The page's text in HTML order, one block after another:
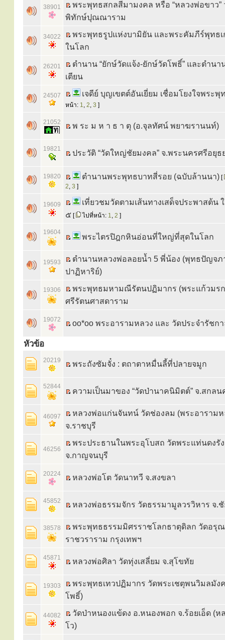
38901
พระพุทธสกลสีมามงคล หรือ “หลวงพ่อขาว”
พิทักษ์ปุณณาราม
34022
พระพุทธรูปแห่งบามิยัน และพระคัมภีร์พุทธ
ในโลก
26201
ตำนาน “ยักษ์วัดแจ้ง-ยักษ์วัดโพธิ์” และตำนา
เตียน
24507 เจดีย์ บุญเขตต์อันเยี่ยม เชื่อมโยงใจพระพุ
หน้า: 1, 2, 3 ]
21052 พ ระ ม ห า ธ า ตุ (อ.จุลทัศน์ พยาฆรานนท์)
19821 ประวัติ “วัดใหญ่ชัยมงคล” จ.พระนครศรีอยุธ
19820 ตำนานพระพุทธบาทสี่รอย (ฉบับล้านนา) [
2, 3 ]
19609
เที่ยวชมวัดตามเส้นทางเสด็จประพาสต้น
๕ [ ไปที่หน้า: 1, 2 ]
19604
พระไตรปิฎกหินอ่อนที่ใหญ่ที่สุดในโลก
19593
ตำนานหลวงพ่อลอยน้ำ 5 พี่น้อง (พุทธปัญจภ
ปาฏิหาริย์)
19306
พระพุทธมหามณีรัตนปฏิมากร (พระแก้วมร
ศรีรัตนศาสดาราม
19072 oo*oo พระอารามหลวง และ วัดประจำรัชก
หัวข้อ
20219 พระถังซัมจั๋ง : ตถาตาหมื่นลี้ที่ปลายจมูก
52844
ความเป็นมาของ “วัดป่านาคนิมิตต์” จ.สกลน
46097
หลวงพ่อแก่นจันทน์ วัดช่องลม (พระอารามห
จ.ราชบุรี
46256
พระประธานในพระอุโบสถ วัดพระแท่นดงรั
จ.กาญจนบุรี
20224 หลวงพ่อโต วัดนาทวี จ.สงขลา
45852 หลวงพ่อธรรมจักร วัดธรรมามูลวรวิหาร จ.
38578
พระพุทธธรรมมิศรราชโลกธาตุดิลก วัดอรุณ
ราชวราราม กรุงเทพฯ
45871 หลวงพ่อศิลา วัดทุ่งเสลี่ยม จ.สุโขทัย
19303
พระพุทธเทวปฏิมากร วัดพระเชตุพนวิมลมัง
โพธิ์)
44082
วัดป่าหนองแข้ดง อ.หนองพอก จ.ร้อยเอ็ด (ห
โว)